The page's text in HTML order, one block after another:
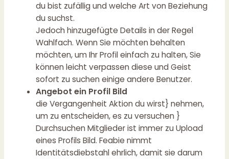
du bist zufällig und welche Art von Beziehung
du suchst.
Jedoch hinzugefügte Details in der Regel
Wahlfach. Wenn Sie möchten behalten
möchten, um Ihr Profil einfach zu halten, Sie
können leicht verpassen diese und Geist
sofort zu suchen einige andere Benutzer.
Angebot ein Profil Bild
die Vergangenheit Aktion du wirst} nehmen,
um zu entscheiden, es zu versuchen }
Durchsuchen Mitglieder ist immer zu Upload
eines Profils Bild. Feabie nimmt
Identitätsdiebstahl ehrlich, damit sie darum